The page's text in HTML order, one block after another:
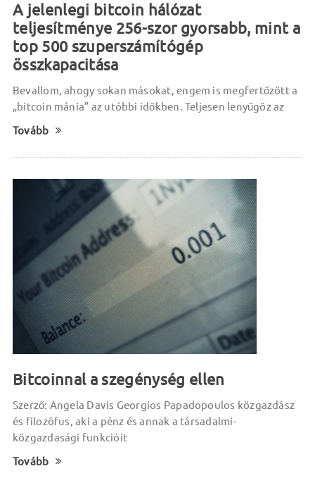
A jelenlegi bitcoin hálózat
teljesítménye 256-szor gyorsabb, mint a
top 500 szuperszámítógép
összkapacitása
Bevallom, ahogy sokan másokat, engem is megfertőzött a
„bitcoin mánia” az utóbbi időkben. Teljesen lenyűgöz az
Tovább
Bitcoinnal a szegénység ellen
Szerző: Angela Davis Georgios Papadopoulos közgazdász
és filozófus, aki a pénz és annak a társadalmi-
közgazdasági funkcióit
Tovább